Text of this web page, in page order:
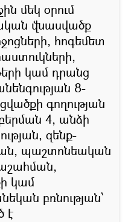
մեկ օրում
վնասվածք
հոգեմետ
կամ դրանց
8-
գողության
4, անձի
զենք-
պաշտոնեական
կամ
բռնության՝
է